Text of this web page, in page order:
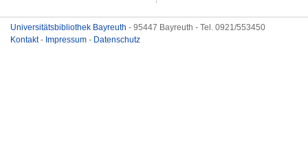
Universitätsbibliothek Bayreuth - 95447 Bayreuth - Tel. 0921/553450
Kontakt- Impressum - Datenschutz